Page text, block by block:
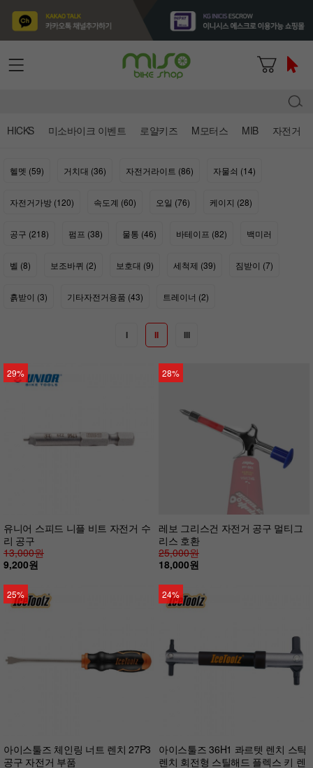
HICKS 미소바이크 이벤트 로얄키즈 M모터스 MIB 자전거
헬멧 (59) 거치대 (36) 자전거라이트 (86) 자물쇠 (14)
자전거가방 (120) 속도계 (60) 오일 (76) 케이지 (28)
공구 (218) 펌프 (38) 물통 (46) 바테이프 (82) 백미러
벨 (8) 보조바퀴 (2) 보호대 (9) 세척제 (39) 짐받이 (7)
흙받이 (3) 기타자전거용품 (43) 트레이너 (2)
I II III
29%
유니어 스피드 니플 비트 자전거 수
리 공구
13,000원
9,200원
28%
레보 그리스건 자전거 공구 멀티그
리스 호환
25,000원
18,000원
25%
아이스툴즈 체인링 너트 렌치 27P3
공구 자전거 부품
24%
아이스툴즈 36H1 콰르텟 렌치 스틱
렌치 회전형 스틸해드 플렉스 키 렌